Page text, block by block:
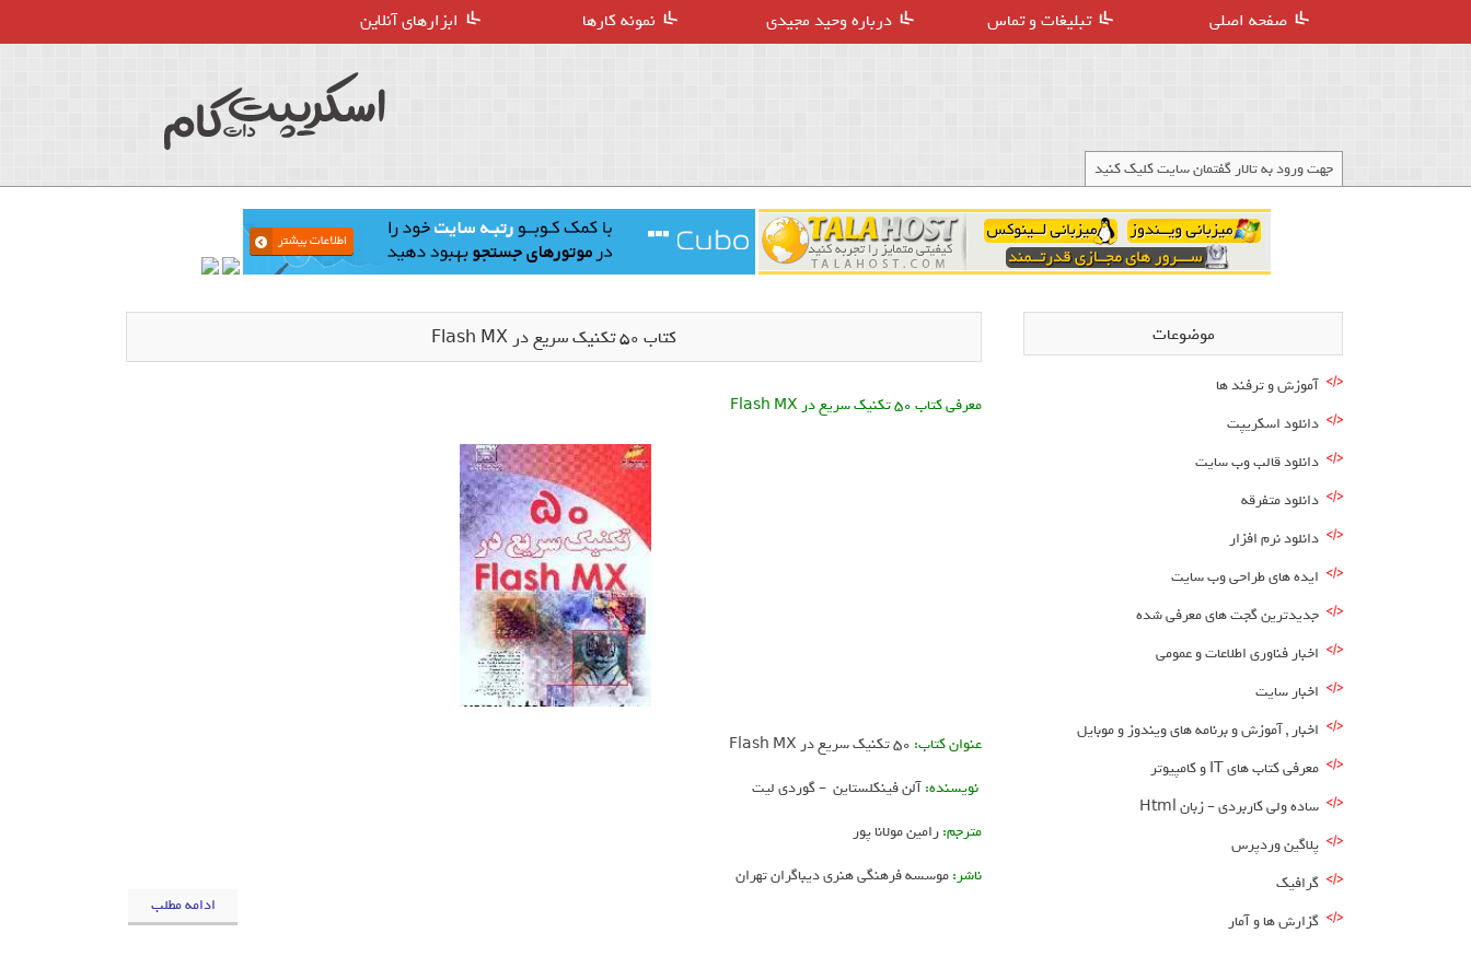
صفحه اصلی تبلیغات و تماس درباره وحید مجیدی نمونه کارها ابزارهای آنلاین
جهت ورود به تالار گفتمان سایت کلیک کنید
کتاب 50 تکنیک سریع در Flash MX
معرفی کتاب 50 تکنیک سریع در Flash MX
عنوان کتاب:
نویسنده:آلن فینکلستاین – گوردی لیت
مترجم:رامین مولانا پور
ناشر:موسسه فرهنگی هنری دیباگران تهران
ادامه مطلب
موضوعات
آموزش و ترفند ها
دانلود اسکریپت
دانلود قالب وب سایت
دانلود متفرقه
دانلود نرم افزار
ایده های طراحی وب سایت
جدیدترین گجت های معرفی شده
اخبار فناوری اطلاعات و عمومی
اخبار سایت
اخبار , آموزش و برنامه های ویندوز و موبایل
معرفی کتاب های IT و کامپیوتر
ساده ولی کاربردی – زبان Html
پلاگین وردپرس
گرافیک
گزارش ها و آمار